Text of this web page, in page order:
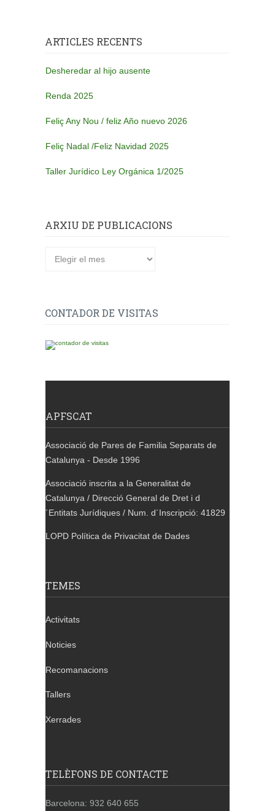
ARTICLES RECENTS
Desheredar al hijo ausente
Renda 2025
Feliç Any Nou / feliz Año nuevo 2026
Feliç Nadal /Feliz Navidad 2025
Taller Jurídico Ley Orgánica 1/2025
ARXIU DE PUBLICACIONS
CONTADOR DE VISITAS
APFSCAT
Associació de Pares de Familia Separats de
Catalunya - Desde 1996
Associació inscrita a la Generalitat de
Catalunya / Direcció General de Dret i d
´Entitats Jurídiques / Num. d´Inscripció: 41829
LOPD Política de Privacitat de Dades
TEMES
Activitats
Noticies
Recomanacions
Tallers
Xerrades
TELÈFONS DE CONTACTE
Barcelona: 932 640 655